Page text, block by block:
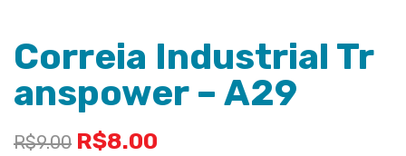
Correia Industrial Tr
anspower – A29
R$9.00 R$8.00